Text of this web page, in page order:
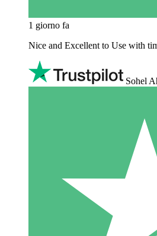
1 giorno fa
Nice and Excellent to Use with
Sohel